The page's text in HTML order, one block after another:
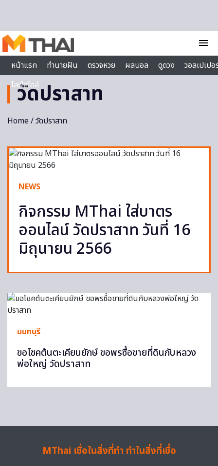
menu
หน้าแรก
ทำนายฝัน ตรวจหวย ผลบอล ดูดวง
วอลเปเป
ไลฟ์สไตล์
วัดปราสาท
Home/ วัดปราสาท
NEWS
กิจกรรม MThai ใส่บาตร
ออนไลน์ วัดปราสาท วันที่ 16
มิถุนายน 2566
นนทบุรี
ขอโชคต้นตะเคียนยักษ์ ขอพรซื้อขายที่ดินกับหลวง
พ่อใหญ่ วัดปราสาท
MThai เชื่อในสิ่งที่ทำ ทำในสิ่งที่เชื่อ